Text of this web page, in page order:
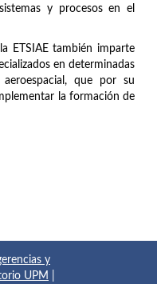
y procesos en el
ETSIAE también imparte
en determinadas
que por su
la formación de
y
UPM